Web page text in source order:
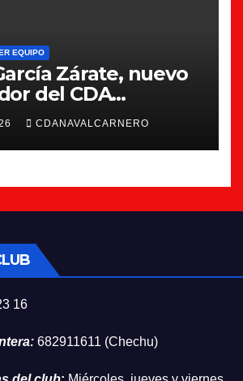
EQUIPO
Zárate, nuevo
del CDA
CDANAVALCARNERO
16
682911611 (Chechu)